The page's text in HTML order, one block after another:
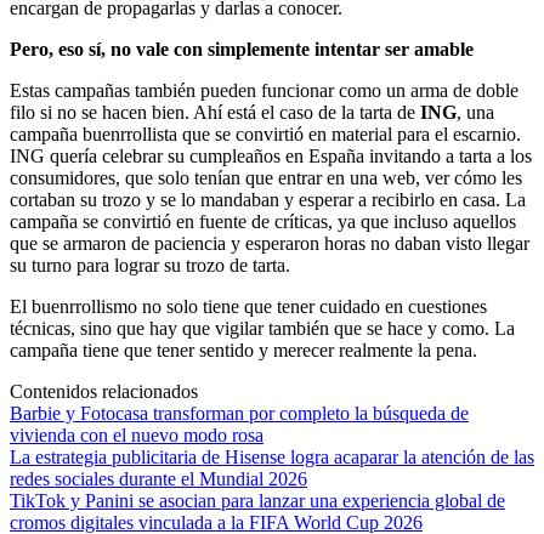
encargan de propagarlas y darlas a conocer.
Pero, eso sí, no vale con simplemente intentar ser amable
Estas campañas también pueden funcionar como un arma de doble
filo si no se hacen bien. Ahí está el caso de la tarta de ING, una
campaña buenrrollista que se convirtió en material para el escarnio.
ING quería celebrar su cumpleaños en España invitando a tarta a los
consumidores, que solo tenían que entrar en una web, ver cómo les
cortaban su trozo y se lo mandaban y esperar a recibirlo en casa. La
campaña se convirtió en fuente de críticas, ya que incluso aquellos
que se armaron de paciencia y esperaron horas no daban visto llegar
su turno para lograr su trozo de tarta.
El buenrrollismo no solo tiene que tener cuidado en cuestiones
técnicas, sino que hay que vigilar también que se hace y como. La
campaña tiene que tener sentido y merecer realmente la pena.
Contenidos relacionados
Barbie y Fotocasa transforman por completo la búsqueda de
vivienda con el nuevo modo rosa
La estrategia publicitaria de Hisense logra acaparar la atención de las
redes sociales durante el Mundial 2026
TikTok y Panini se asocian para lanzar una experiencia global de
cromos digitales vinculada a la FIFA World Cup 2026